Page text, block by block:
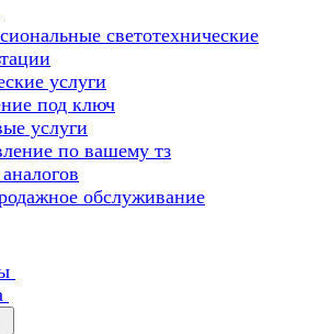
светотехнические
услуги
под ключ
услуги
по вашему тз
обслуживание